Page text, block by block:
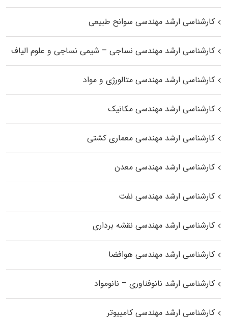
کارشناسی ارشد مهندسی سوانح طبیعی
کارشناسی ارشد مهندسی نساجی – شیمی نساجی و علوم الیاف
کارشناسی ارشد مهندسی متالورژی و مواد
کارشناسی ارشد مهندسی مکانیک
کارشناسی ارشد مهندسی معماری کشتی
کارشناسی ارشد مهندسی معدن
کارشناسی ارشد مهندسی نفت
کارشناسی ارشد مهندسی نقشه برداری
کارشناسی ارشد مهندسی هوافضا
کارشناسی ارشد نانوفناوری – نانومواد
کارشناسی ارشد مهندسی کامپیوتر